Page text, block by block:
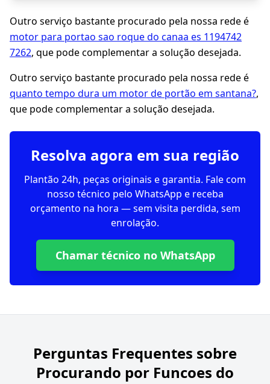
Outro serviço bastante procurado pela nossa rede é
motor para portao sao roque do canaa es 1194742
7262, que pode complementar a solução desejada.
Outro serviço bastante procurado pela nossa rede é
quanto tempo dura um motor de portão em santana?,
que pode complementar a solução desejada.
Resolva agora em sua região
Plantão 24h, peças originais e garantia. Fale com
nosso técnico pelo WhatsApp e receba
orçamento na hora — sem visita perdida, sem
enrolação.
Chamar técnico no WhatsApp
Perguntas Frequentes sobre
Procurando por Funcoes do